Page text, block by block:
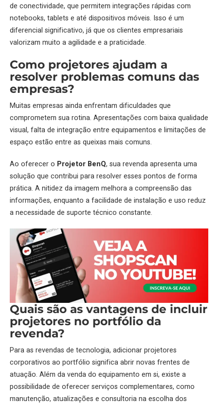
de conectividade, que permitem integrações rápidas com
notebooks, tablets e até dispositivos móveis. Isso é um
diferencial significativo, já que os clientes empresariais
valorizam muito a agilidade e a praticidade.
Como projetores ajudam a
resolver problemas comuns das
empresas?
Muitas empresas ainda enfrentam dificuldades que
comprometem sua rotina. Apresentações com baixa qualidade
visual, falta de integração entre equipamentos e limitações de
espaço estão entre as queixas mais comuns.
Ao oferecer o Projetor BenQ, sua revenda apresenta uma
solução que contribui para resolver esses pontos de forma
prática. A nitidez da imagem melhora a compreensão das
informações, enquanto a facilidade de instalação e uso reduz
a necessidade de suporte técnico constante.
Quais são as vantagens de incluir
projetores no portfólio da
revenda?
Para as revendas de tecnologia, adicionarprojetores
corporativos ao portfólio significa abrir novas frentes de
atuação. Além da venda do equipamento em si, existe a
possibilidade de oferecer serviços complementares, como
manutenção, atualizações e consultoria na escolha dos